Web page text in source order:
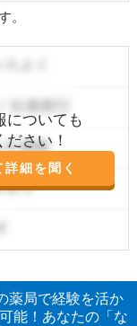
。
についても
さい！
細を聞く
薬局で経験を活か
能！あなたの「な